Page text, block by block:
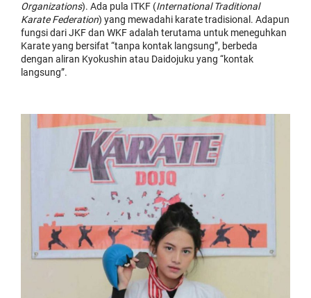
Organizations). Ada pula ITKF (International Traditional
Karate Federation) yang mewadahi karate tradisional. Adapun
fungsi dari JKF dan WKF adalah terutama untuk meneguhkan
Karate yang bersifat “tanpa kontak langsung”, berbeda
dengan aliran Kyokushin atau Daidojuku yang “kontak
langsung”.